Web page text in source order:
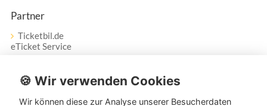
Partner
Ticketbil.de
eTicket Service
Vertrag widerrufen
🍪 Wir verwenden Cookies
Wir können diese zur Analyse unserer Besucherdaten